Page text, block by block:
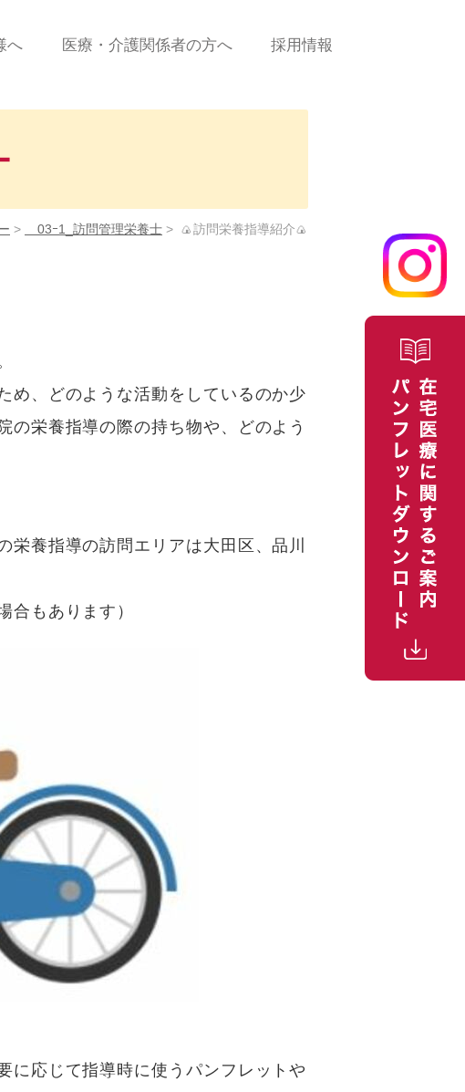
へ
加算に係
/お問合せ
医療・介護関係者の方へ
＜WEBフォーム＞
採用情報
> 03ｰ1_訪問管理栄養士 > 🍙訪問栄養指導紹介🍙
め、どのような活動をしているのか少
の栄養指導の際の持ち物や、どのよう
養指導の訪問エリアは大田区、品川
合もあります）
応じて指導時に使うパンフレットや